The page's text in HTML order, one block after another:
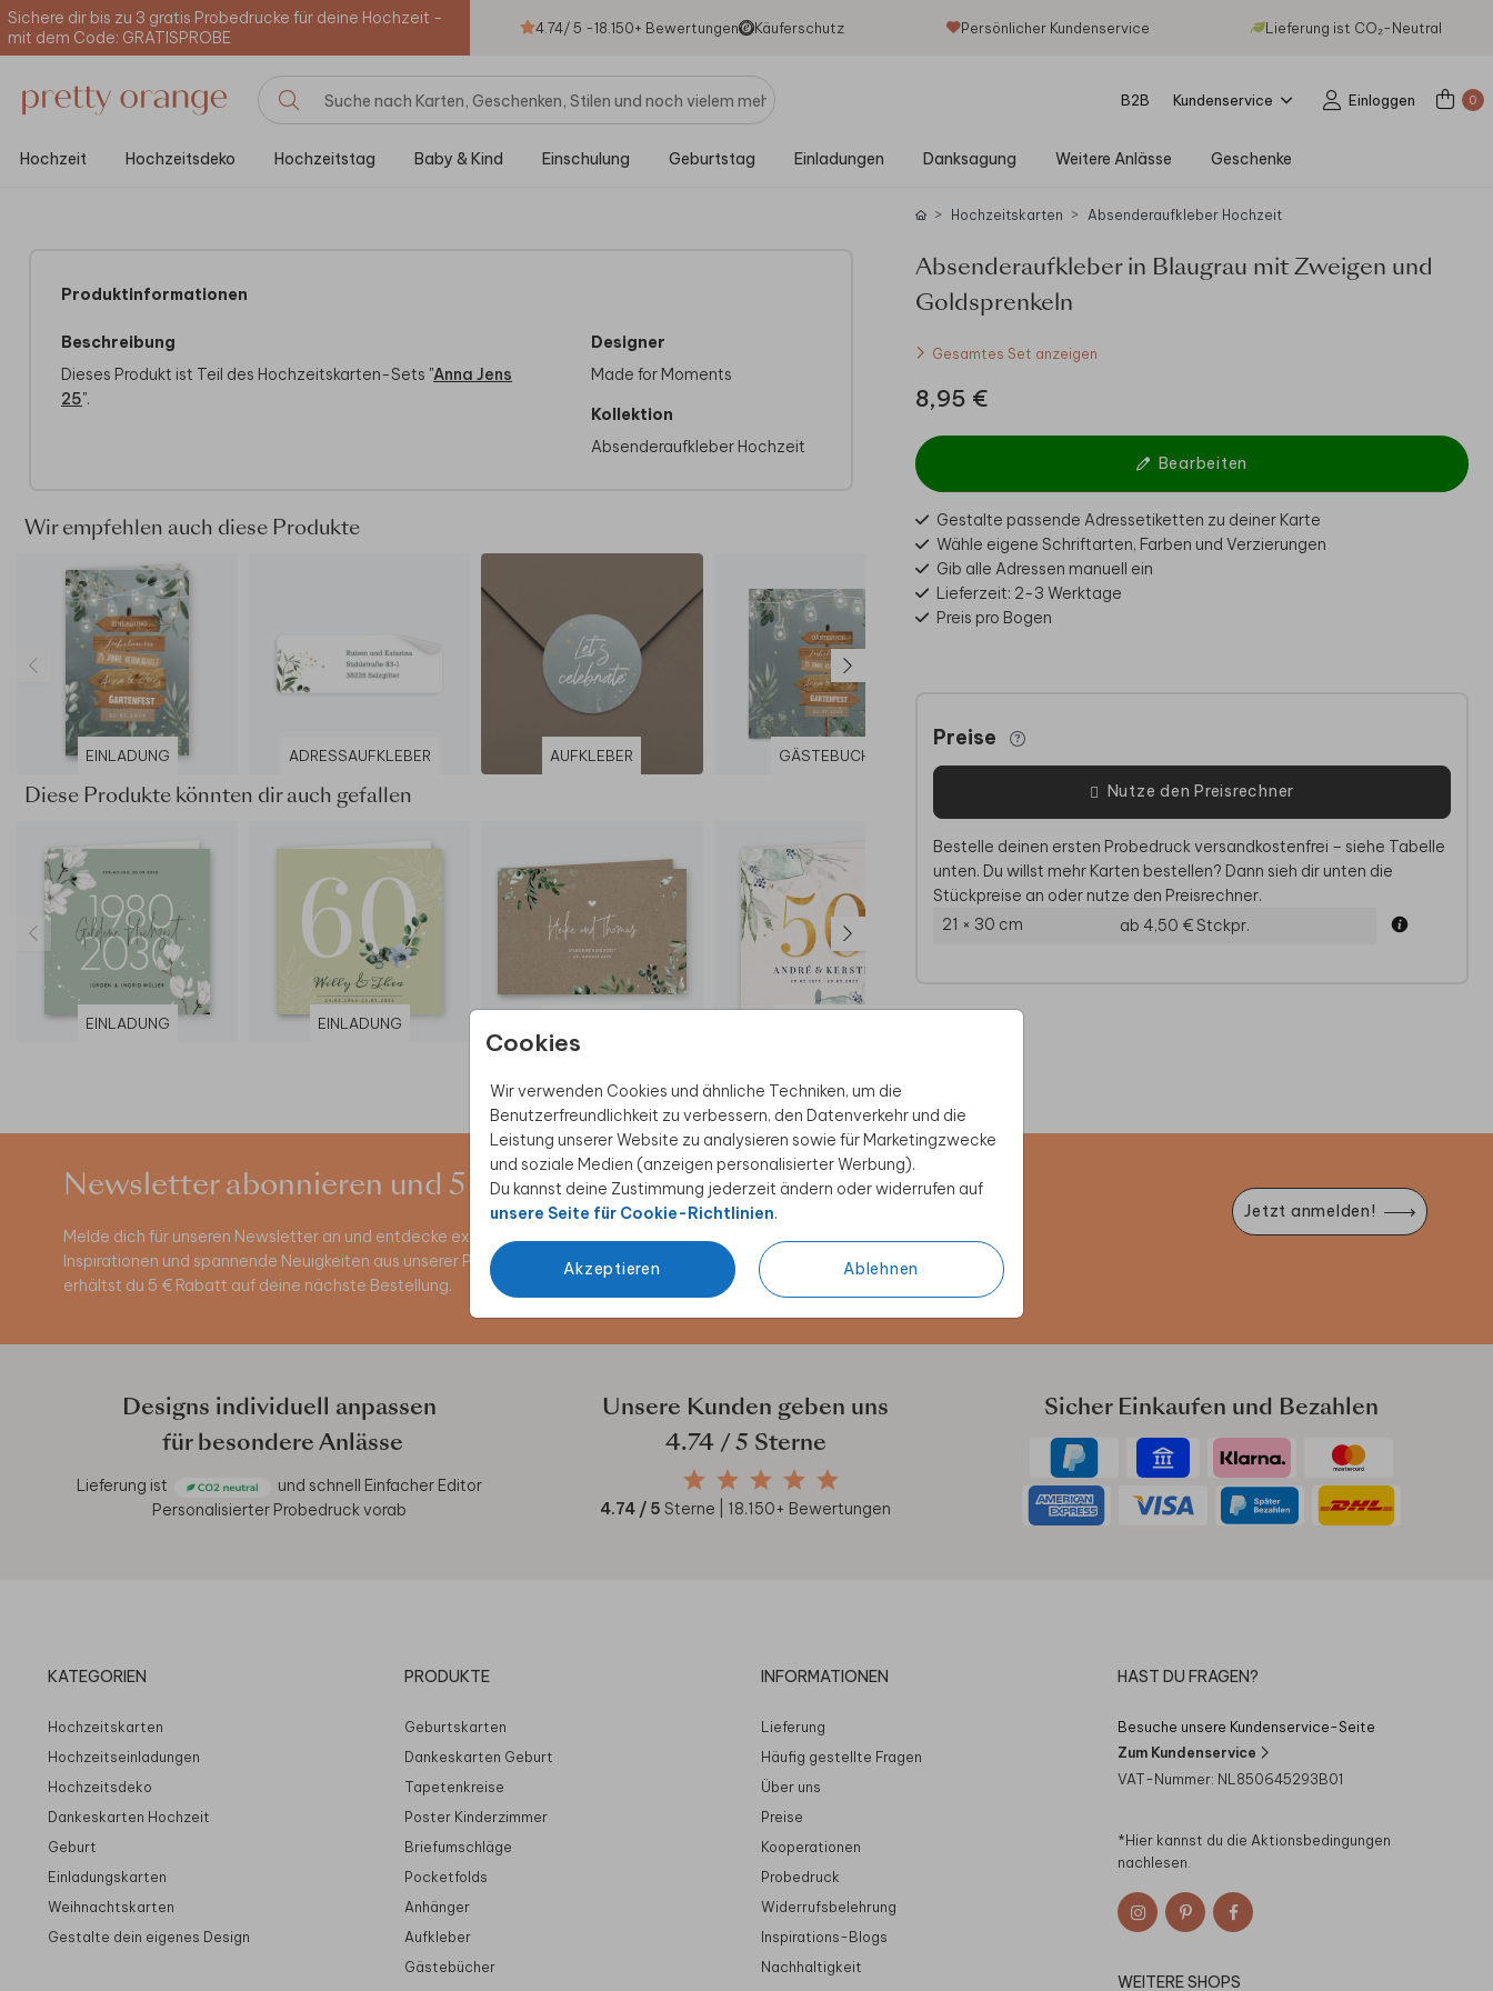
Sichere dir bis zu 3 gratis Probedrucke für deine Hochzeit -
mit dem Code: GRATISPROBE
4.74/ 5 -18.150+ Bewertungen Käuferschutz Persönlicher Kundenservice Lieferung ist CO₂-Neutral
B2B Kundenservice Einloggen 0
Hochzeit Hochzeitsdeko Hochzeitstag Baby & Kind Einschulung Geburtstag Einladungen Danksagung Weitere Anlässe Geschenke
Cookies
Wir verwenden Cookies und ähnliche Techniken, um die
Benutzerfreundlichkeit zu verbessern, den Datenverkehr und die
Leistung unserer Website zu analysieren sowie für Marketingzwecke
und soziale Medien (anzeigen personalisierter Werbung).
Du kannst deine Zustimmung jederzeit ändern oder widerrufen auf
unsere Seite für Cookie-Richtlinien.
Akzeptieren Ablehnen
Produktinformationen
Beschreibung
Dieses Produkt ist Teil des Hochzeitskarten-Sets "Anna Jens
25".
Designer
Made for Moments
Kollektion
Absenderaufkleber Hochzeit
Wir empfehlen auch diese Produkte
EINLADUNG ADRESSAUFKLEBER AUFKLEBER GÄSTEBUCH
Diese Produkte könnten dir auch gefallen
EINLADUNG EINLADUNG
Hochzeitskarten Absenderaufkleber Hochzeit
Absenderaufkleber in Blaugrau mit Zweigen und
Goldsprenkeln
Gesamtes Set anzeigen
8,95 €
Bearbeiten
Gestalte passende Adressetiketten zu deiner Karte
Wähle eigene Schriftarten, Farben und Verzierungen
Gib alle Adressen manuell ein
Lieferzeit: 2-3 Werktage
Preis pro Bogen
Preise
Nutze den Preisrechner
Bestelle deinen ersten Probedruck versandkostenfrei – siehe Tabelle
unten. Du willst mehr Karten bestellen? Dann sieh dir unten die
Stückpreise an oder nutze den Preisrechner.
21 × 30 cm
ab 4,50 €Stckpr.
Newsletter abonnieren und 5 € Rabatt sichern
Melde dich für unseren Newsletter an und entdecke exklusive Angebote, kreative
Inspirationen und spannende Neuigkeiten aus unserer Produktwelt. Als Dankeschön
erhältst du 5 € Rabatt auf deine nächste Bestellung.
Jetzt anmelden!
Designs individuell anpassen
für besondere Anlässe
Lieferung ist und schnell Einfacher Editor
Personalisierter Probedruck vorab
Unsere Kunden geben uns
4.74/ 5 Sterne
4.74 / 5 Sterne | 18.150+ Bewertungen
Sicher Einkaufen und Bezahlen
KATEGORIEN
Hochzeitskarten
Hochzeitseinladungen
Hochzeitsdeko
Dankeskarten Hochzeit
Geburt
Einladungskarten
Weihnachtskarten
Gestalte dein eigenes Design
PRODUKTE
Geburtskarten
Dankeskarten Geburt
Tapetenkreise
Poster Kinderzimmer
Briefumschläge
Pocketfolds
Anhänger
Aufkleber
Gästebücher
INFORMATIONEN
Lieferung
Häufig gestellte Fragen
Über uns
Preise
Kooperationen
Probedruck
Widerrufsbelehrung
Inspirations-Blogs
Nachhaltigkeit
HAST DU FRAGEN?
Besuche unsere Kundenservice-Seite
Zum Kundenservice
VAT-Nummer: NL850645293B01
*Hier kannst du die Aktionsbedingungen
nachlesen.
WEITERE SHOPS